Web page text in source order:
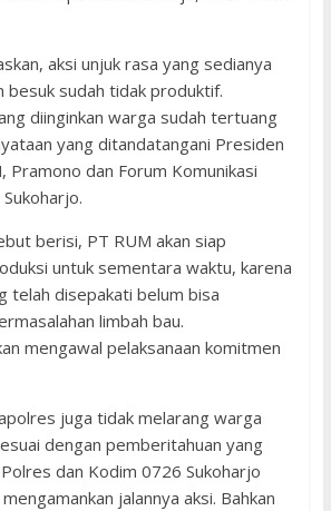
aksi unjuk rasa yang sedianya
besuk sudah tidak produktif.
diinginkan warga sudah tertuang
yang ditandatangani Presiden
Pramono dan Forum Komunikasi
berisi, PT RUM akan siap
untuk sementara waktu, karena
telah disepakati belum bisa
limbah bau.
mengawal pelaksanaan komitmen
juga tidak melarang warga
dengan pemberitahuan yang
dan Kodim 0726 Sukoharjo
jalannya aksi. Bahkan